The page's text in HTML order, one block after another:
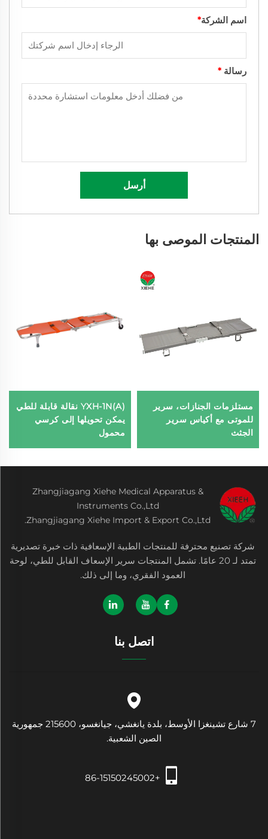
اسم الشركة*
رسالة *
أرسل
المنتجات الموصى بها
مستلزمات الجنازات، سرير
للموتى مع أكياس سرير
الجثث
YXH-1N(A) نقالة قابلة للطي
يمكن تحويلها إلى كرسي
محمول
Zhangjiagang Xiehe Medical Apparatus &
Instruments Co.,Ltd
Zhangjiagang Xiehe Import & Export Co.,Ltd.
شركة تصنيع محترفة للمنتجات الطبية الإسعافية ذات خبرة تصديرية
تمتد لـ 20 عامًا. تشمل المنتجات سرير الإسعاف القابل للطي، لوحة
العمود الفقري، وما إلى ذلك.
اتصل بنا
7 شارع تشينغزا الأوسط، بلدة يانغشي، جيانغسو، 215600 جمهورية
الصين الشعبية.
+86-15150245002